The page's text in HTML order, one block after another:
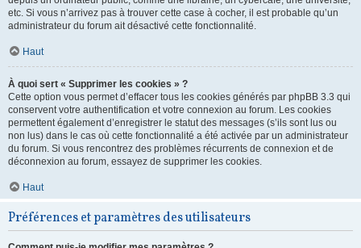
etc. Si vous n’arrivez pas à trouver cette case à cocher, il est probable qu’un
administrateur du forum ait désactivé cette fonctionnalité.
Haut
À quoi sert « Supprimer les cookies » ?
Cette option vous permet d’effacer tous les cookies générés par phpBB 3.3 qui
conservent votre authentification et votre connexion au forum. Les cookies
permettent également d’enregistrer le statut des messages (s’ils sont lus ou
non lus) dans le cas où cette fonctionnalité a été activée par un administrateur
du forum. Si vous rencontrez des problèmes récurrents de connexion et de
déconnexion au forum, essayez de supprimer les cookies.
Haut
Préférences et paramètres des utilisateurs